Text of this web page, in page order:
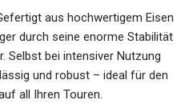
aus hochwertigem Eisen
durch seine enorme Stabilität
Selbst bei intensiver Nutzung
und robust – ideal für den
all Ihren Touren.